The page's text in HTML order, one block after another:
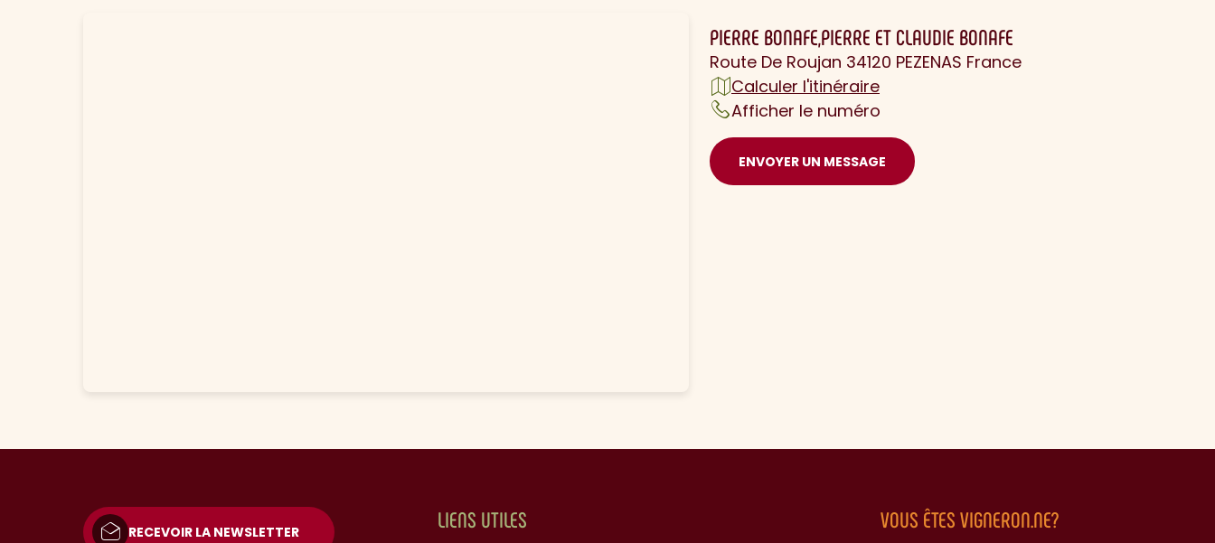
PIERRE BONAFE,PIERRE ET CLAUDIE BONAFE
Route De Roujan 34120 PEZENAS France
Calculer l'itinéraire
Afficher le numéro
ENVOYER UN MESSAGE
RECEVOIR LA NEWSLETTER LIENS UTILES VOUS ÊTES VIGNERON.NE?